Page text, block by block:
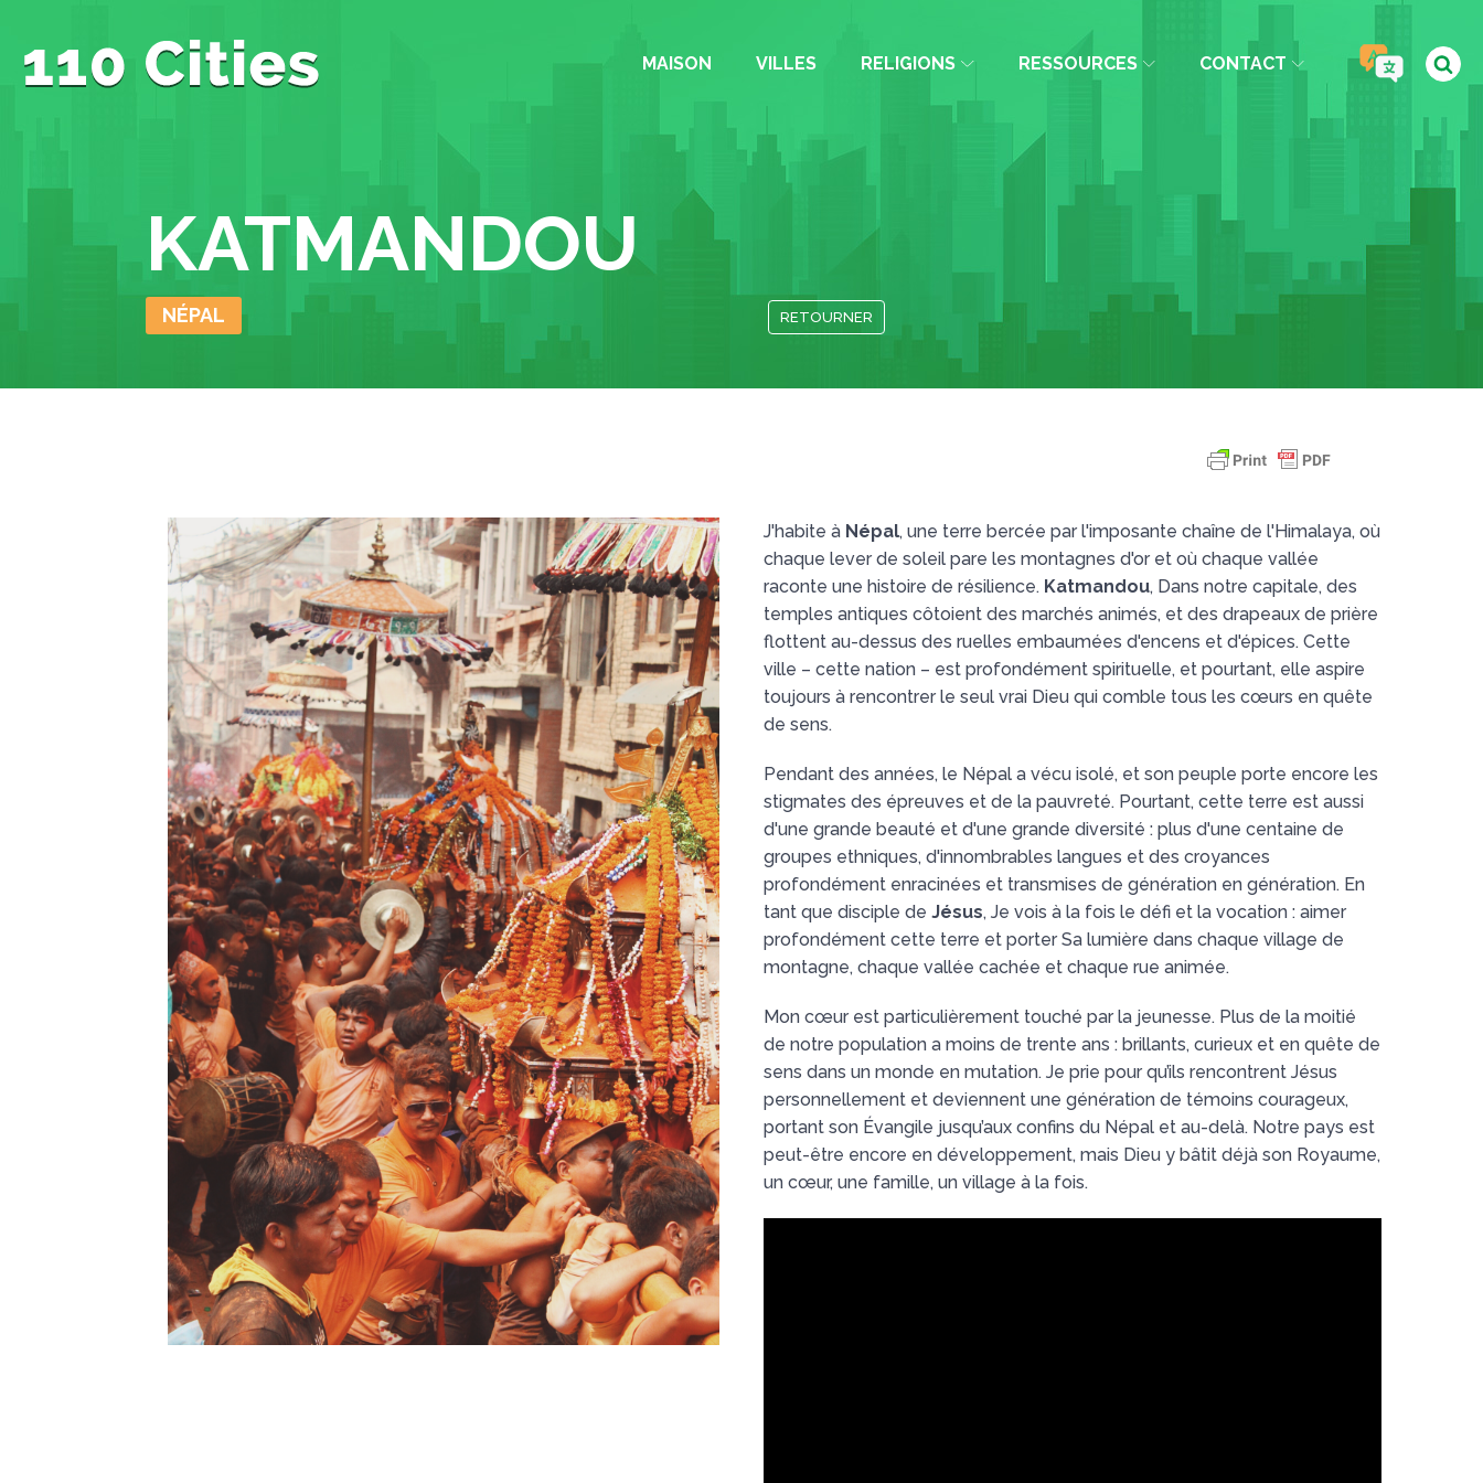
MAISON VILLES RELIGIONS RESSOURCES CONTACT
KATMANDOU
NÉPAL RETOURNER
J'habite à Népal, une terre bercée par l'imposante chaîne de l'Himalaya, où
chaque lever de soleil pare les montagnes d'or et où chaque vallée
raconte une histoire de résilience. Katmandou, Dans notre capitale, des
temples antiques côtoient des marchés animés, et des drapeaux de prière
flottent au-dessus des ruelles embaumées d'encens et d'épices. Cette
ville – cette nation – est profondément spirituelle, et pourtant, elle aspire
toujours à rencontrer le seul vrai Dieu qui comble tous les cœurs en quête
de sens.
Pendant des années, le Népal a vécu isolé, et son peuple porte encore les
stigmates des épreuves et de la pauvreté. Pourtant, cette terre est aussi
d'une grande beauté et d'une grande diversité : plus d'une centaine de
groupes ethniques, d'innombrables langues et des croyances
profondément enracinées et transmises de génération en génération. En
tant que disciple de Jésus, Je vois à la fois le défi et la vocation : aimer
profondément cette terre et porter Sa lumière dans chaque village de
montagne, chaque vallée cachée et chaque rue animée.
Mon cœur est particulièrement touché par la jeunesse. Plus de la moitié
de notre population a moins de trente ans : brillants, curieux et en quête de
sens dans un monde en mutation. Je prie pour qu’ils rencontrent Jésus
personnellement et deviennent une génération de témoins courageux,
portant son Évangile jusqu’aux confins du Népal et au-delà. Notre pays est
peut-être encore en développement, mais Dieu y bâtit déjà son Royaume,
un cœur, une famille, un village à la fois.